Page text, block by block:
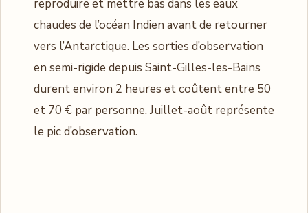
reproduire et mettre bas dans les eaux
chaudes de l’océan Indien avant de retourner
vers l’Antarctique. Les sorties d’observation
en semi-rigide depuis Saint-Gilles-les-Bains
durent environ 2 heures et coûtent entre 50
et 70 € par personne. Juillet-août représente
le pic d’observation.